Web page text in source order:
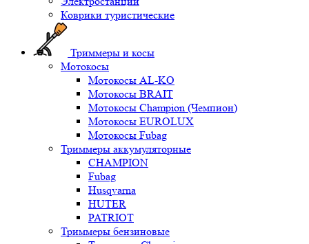
Коврики туристические
Триммеры и косы
Мотокосы
Мотокосы AL-KO
Мотокосы BRAIT
Мотокосы Champion (Чемпион)
Мотокосы EUROLUX
Мотокосы Fubag
Триммеры аккумуляторные
CHAMPION
Fubag
Husqvarna
HUTER
PATRIOT
Триммеры бензиновые